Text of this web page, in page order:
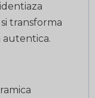
transforma